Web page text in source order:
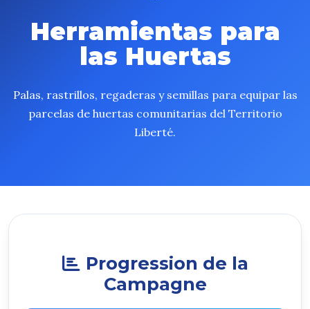
Herramientas para
las Huertas
Palas, rastrillos, regaderas y semillas para equipar las
parcelas de huertas comunitarias del Territorio
Liberté.
Progression de la
Campagne